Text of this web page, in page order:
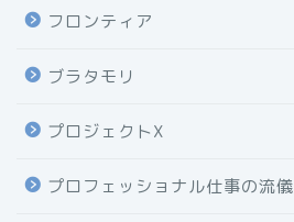
フロンティア
ブラタモリ
プロジェクトX
プロフェッショナル仕事の流儀